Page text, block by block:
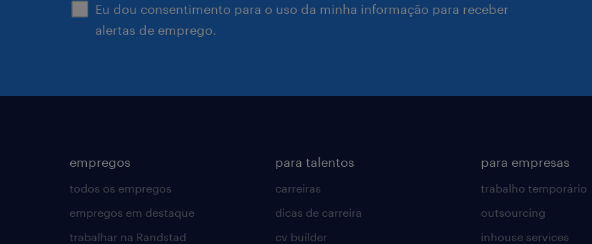
Eu dou consentimento para o uso da minha informação para receber
alertas de emprego.
empregos
todos os empregos
empregos em destaque
trabalhar na Randstad
para talentos
carreiras
dicas de carreira
cv builder
para empresas
trabalho temporário
outsourcing
inhouse services